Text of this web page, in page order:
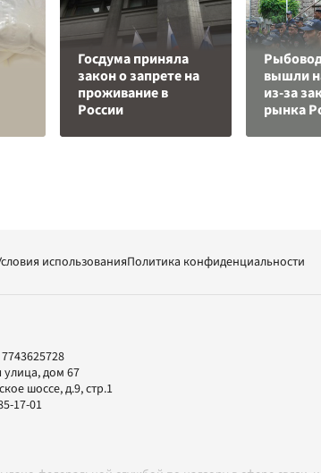
Госдума приняла
закон о запрете на
проживание в
России
вышли
из-за
рынка
использованияПолитика конфиденциальности
улица, дом 67
шоссе, д.9, стр.1
17-01